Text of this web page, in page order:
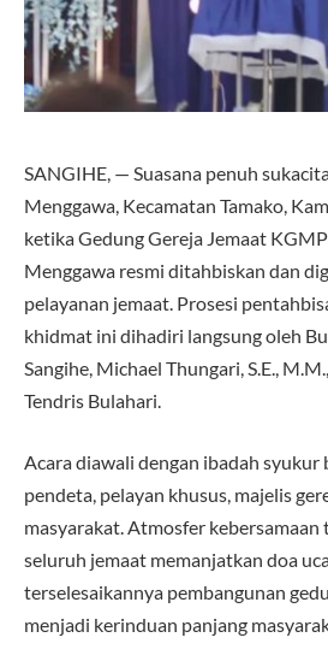
SANGIHE, — Suasana penuh
Menggawa, Kecamatan Tamako,
ketika Gedung Gereja Jemaat
Menggawa resmi ditahbiskan dan
pelayanan jemaat. Prosesi
khidmat ini dihadiri langsung oleh
Sangihe, Michael Thungari, S.E.,
Tendris Bulahari.
Acara diawali dengan ibadah syukur
pendeta, pelayan khusus, majelis
masyarakat. Atmosfer kebersamaan
seluruh jemaat memanjatkan doa
terselesaikannya pembangunan
menjadi kerinduan panjang